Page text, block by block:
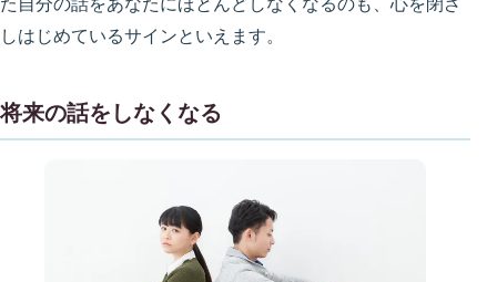
しはじめているサインといえます。
将来の話をしなくなる